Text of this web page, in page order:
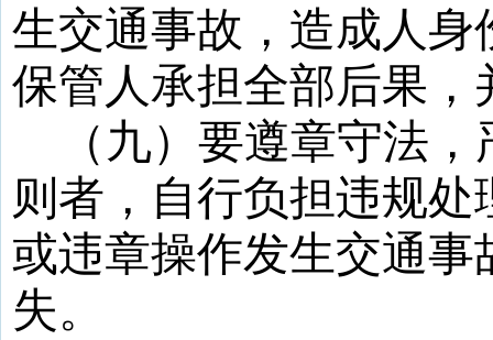
生交通事故，造成人
保管人承担全部后果，
（九）要遵章守法
则者，自行负担违规
或违章操作发生交通
失。